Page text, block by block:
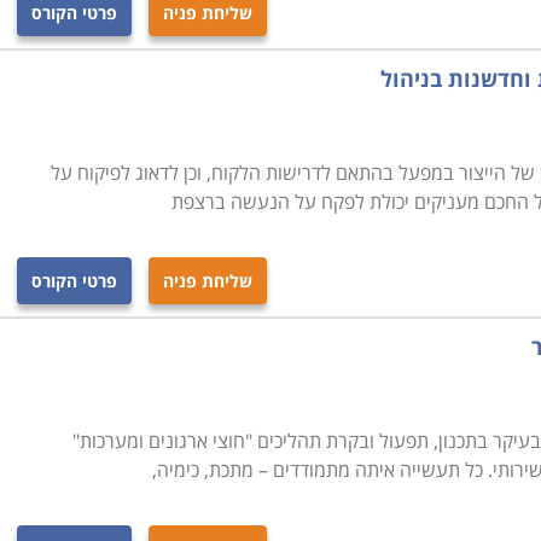
שליחת פניה פרטי הקורס
וחדשנות בניהול
של הייצור במפעל בהתאם לדרישות הלקוח, וכן לדאוג לפיקוח על
החכם מעניקים יכולת לפקח על הנעשה ברצפת
שליחת פניה פרטי הקורס
בתכנון, תפעול ובקרת תהליכים "חוצי ארגונים ומערכות"
כל תעשייה איתה מתמודדים – מתכת, כימיה,